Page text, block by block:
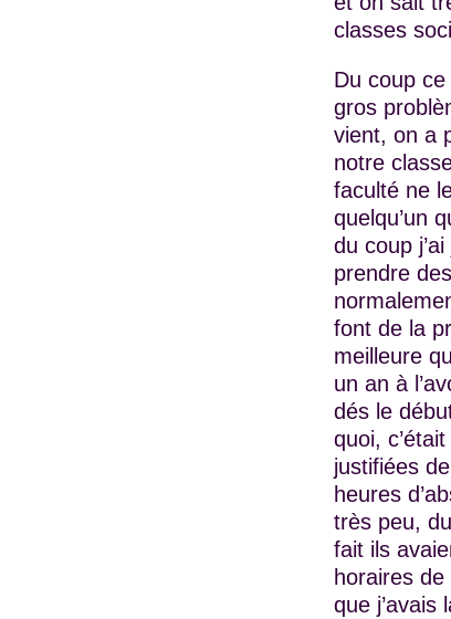
classes
Du coup
gros
vient, on a
notre
faculté ne
quelqu’un
du coup
prendre
font de la
meilleure
un an à
dés le
quoi,
justifiées
heures
très peu,
fait ils
horaires
que j’avais